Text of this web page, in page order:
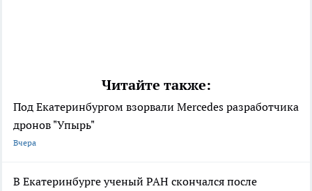
Читайте также:
Под Екатеринбургом взорвали Mercedes разработчика
дронов "Упырь"
Вчера
В Екатеринбурге ученый РАН скончался после